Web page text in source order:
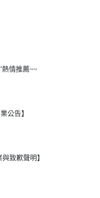
熱情推薦~~
公告】
致歉聲明】